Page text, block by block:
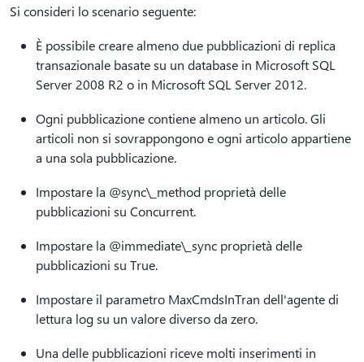
Si consideri lo scenario seguente:
È possibile creare almeno due pubblicazioni di replica
transazionale basate su un database in Microsoft SQL
Server 2008 R2 o in Microsoft SQL Server 2012.
Ogni pubblicazione contiene almeno un articolo. Gli
articoli non si sovrappongono e ogni articolo appartiene
a una sola pubblicazione.
Impostare la @sync\_method proprietà delle
pubblicazioni su Concurrent.
Impostare la @immediate\_sync proprietà delle
pubblicazioni su True.
Impostare il parametro MaxCmdsInTran dell'agente di
lettura log su un valore diverso da zero.
Una delle pubblicazioni riceve molti inserimenti in